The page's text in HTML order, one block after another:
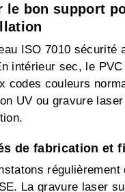
le bon support
ISO 7010
intérieur sec, le
codes couleurs
UV ou gravure
de fabrication et
La gravure laser